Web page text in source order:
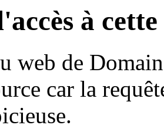
à
web de
car la